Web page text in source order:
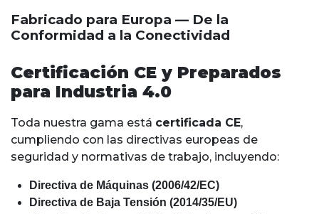
Fabricado para Europa — De la
Conformidad a la Conectividad
Certificación CE y Preparados
para Industria 4.0
Toda nuestra gama está certificada CE,
cumpliendo con las directivas europeas de
seguridad y normativas de trabajo, incluyendo:
Directiva de Máquinas (2006/42/EC)
Directiva de Baja Tensión (2014/35/EU)